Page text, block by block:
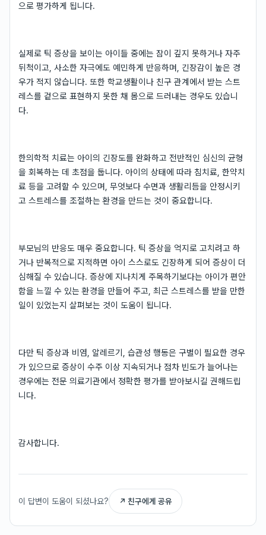
으로 평가하게 됩니다.
실제로 틱 증상을 보이는 아이들 중에는 잠이 깊지 못하거나 자주
뒤척이고, 사소한 자극에도 예민하게 반응하며, 긴장감이 높은 경
우가 적지 않습니다. 또한 학교생활이나 친구 관계에서 받는 스트
레스를 겉으로 표현하지 못한 채 몸으로 드러내는 경우도 있습니
다.
한의학적 치료는 아이의 긴장도를 완화하고 전반적인 심신의 균형
을 회복하는 데 초점을 둡니다. 아이의 상태에 따라 침치료, 한약치
료 등을 고려할 수 있으며, 무엇보다 수면과 생활리듬을 안정시키
고 스트레스를 조절하는 환경을 만드는 것이 중요합니다.
부모님의 반응도 매우 중요합니다. 틱 증상을 억지로 고치려고 하
거나 반복적으로 지적하면 아이 스스로도 긴장하게 되어 증상이 더
심해질 수 있습니다. 증상에 지나치게 주목하기보다는 아이가 편안
함을 느낄 수 있는 환경을 만들어 주고, 최근 스트레스를 받을 만한
일이 있었는지 살펴보는 것이 도움이 됩니다.
다만 틱 증상과 비염, 알레르기, 습관성 행동은 구별이 필요한 경우
가 있으므로 증상이 수주 이상 지속되거나 점차 빈도가 늘어나는
경우에는 전문 의료기관에서 정확한 평가를 받아보시길 권해드립
니다.
감사합니다.
이 답변이 도움이 되셨나요? ↗ 친구에게 공유